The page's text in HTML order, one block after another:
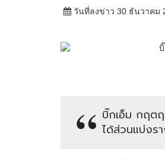
วันที่ลงข่าว 30 ธันวาคม
บิ๊กเอ็ม กฤต
ได้ส่วนแบ่งร